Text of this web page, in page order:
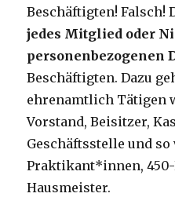
Beschäftigten! Falsch!
jedes Mitglied oder
personenbezogenen
Beschäftigten. Dazu
ehrenamtlich Tätigen
Vorstand, Beisitzer,
Geschäftsstelle und so
Praktikant*innen,
Hausmeister.